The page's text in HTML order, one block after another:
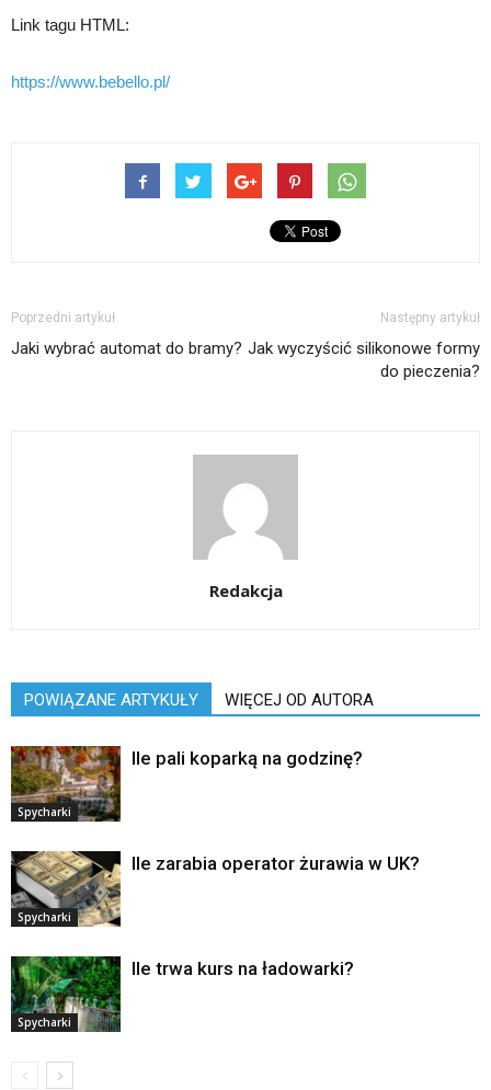
Link tagu HTML:
https://www.bebello.pl/
Poprzedni artykuł
Jaki wybrać automat do bramy?
Następny artykuł
Jak wyczyścić silikonowe formy
do pieczenia?
Redakcja
POWIĄZANE ARTYKUŁY WIĘCEJ OD AUTORA
Spycharki
Ile pali koparką na godzinę?
Spycharki
Ile zarabia operator żurawia w UK?
Spycharki
Ile trwa kurs na ładowarki?